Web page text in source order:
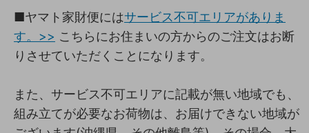
■ヤマト家財便にはサービス不可エリアがありま
す。>> こちらにお住まいの方からのご注文はお断
りさせていただくことになります。
また、サービス不可エリアに記載が無い地域でも、
組み立てが必要なお荷物は、お届けできない地域が